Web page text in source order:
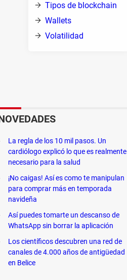
Tipos de blockchain
Wallets
Volatilidad
se
una
de verificar que tienes la cantidad
criptomonedas
lo cual significa que la
La regla de los 10 mil pasos. Un
cardiólogo explicó lo que es realmente
necesario para la salud
¡No caigas! Así es como te manipulan
para comprar más en temporada
navideña
Así puedes tomarte un descanso de
WhatsApp sin borrar la aplicación
Los científicos descubren una red de
canales de 4.000 años de antigüedad
en Belice